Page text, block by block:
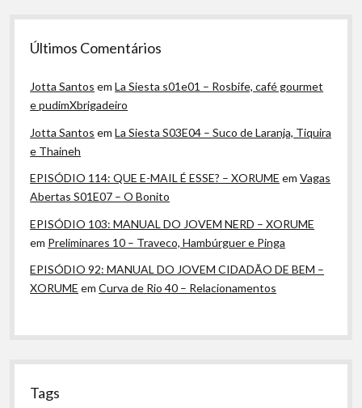
Últimos Comentários
Jotta Santos emLa Siesta s01e01 – Rosbife, café gourmet
e pudimXbrigadeiro
Jotta Santos emLa Siesta S03E04 – Suco de Laranja, Tiquira
e Thaineh
EPISÓDIO 114: QUE E-MAIL É ESSE? – XORUME emVagas
Abertas S01E07 – O Bonito
EPISÓDIO 103: MANUAL DO JOVEM NERD – XORUME
em Preliminares 10 – Traveco, Hambúrguer e Pinga
EPISÓDIO 92: MANUAL DO JOVEM CIDADÃO DE BEM –
XORUME emCurva de Rio 40 – Relacionamentos
Tags